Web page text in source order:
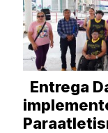
Entrega